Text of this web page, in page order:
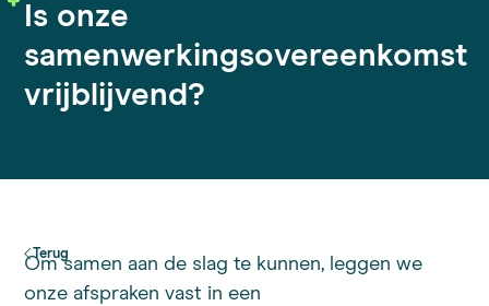
Is onze
samenwerkingsovereenkomst
vrijblijvend?
Terug
Om samen aan de slag te kunnen, leggen we
onze afspraken vast in een